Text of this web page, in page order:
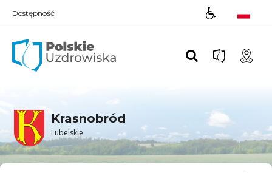
Dostępność
Krasnobród
Lubelskie